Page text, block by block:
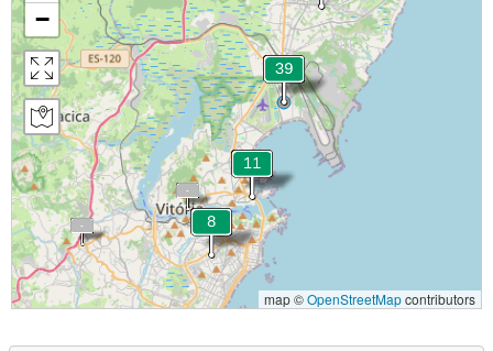
−
map ©OpenStreetMapcontributors